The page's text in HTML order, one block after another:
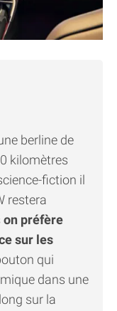
berline de
kilomètres
fiction il
restera
on préfère
sur les
qui
dans une
sur la